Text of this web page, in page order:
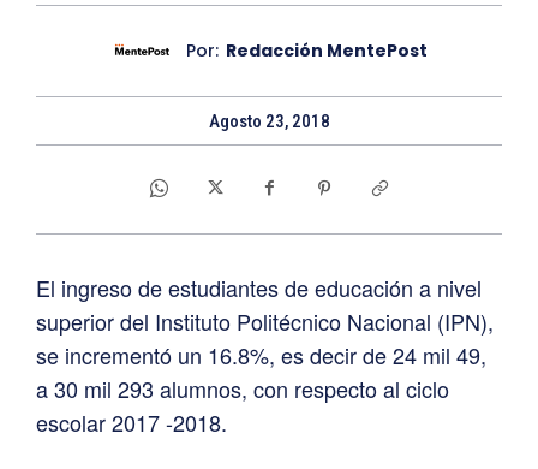
Por: Redacción MentePost
Agosto 23, 2018
El ingreso de estudiantes de educación a nivel
superior del Instituto Politécnico Nacional (IPN),
se incrementó un 16.8%, es decir de 24 mil 49,
a 30 mil 293 alumnos, con respecto al ciclo
escolar 2017 -2018.